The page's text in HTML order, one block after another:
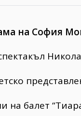
на София
на балет